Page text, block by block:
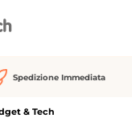
Spedizione Immediata
& Tech